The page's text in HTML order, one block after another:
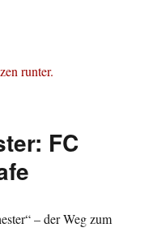
FC
– der Weg zum